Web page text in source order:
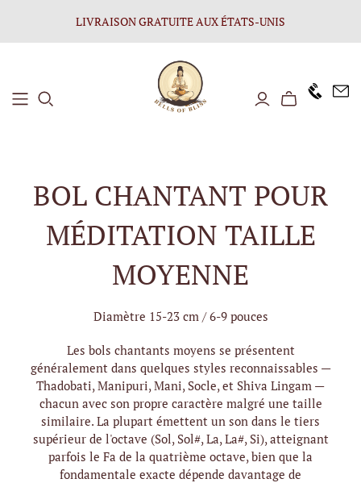
LIVRAISON GRATUITE AUX ÉTATS-UNIS
BOL CHANTANT POUR
MÉDITATION TAILLE
MOYENNE
Diamètre 15-23 cm / 6-9 pouces
Les bols chantants moyens se présentent
généralement dans quelques styles reconnaissables —
Thadobati, Manipuri, Mani, Socle, et Shiva Lingam —
chacun avec son propre caractère malgré une taille
similaire. La plupart émettent un son dans le tiers
supérieur de l'octave (Sol, Sol#, La, La#, Si), atteignant
parfois le Fa de la quatrième octave, bien que la
fondamentale exacte dépende davantage de